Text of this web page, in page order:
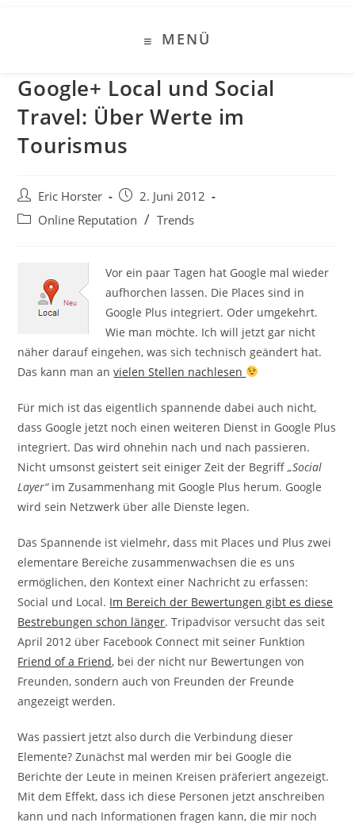
MENÜ
Google+ Local und Social
Travel: Über Werte im
Tourismus
Beitrags-
Autor:
Eric Horster
Beitrag
veröffentlicht:
2. Juni 2012
Beitrags-
Online Reputation / Trends
Vor ein paar Tagen hat Google mal wieder
aufhorchen lassen. Die Places sind in
Google Plus integriert. Oder umgekehrt.
Wie man möchte. Ich will jetzt gar nicht
näher darauf eingehen, was sich technisch geändert hat.
Das kann man anvielenStellen nachlesen
Für mich ist das eigentlich spannende dabei auch nicht,
dass Google jetzt noch einen weiteren Dienst in Google Plus
integriert. Das wird ohnehin nach und nach passieren.
Nicht umsonst geistert seit einiger Zeit der Begriff„Social
Layer“im Zusammenhang mit Google Plus herum. Google
wird sein Netzwerk über alle Dienste legen.
Das Spannende ist vielmehr, dass mit Places und Plus zwei
elementare Bereiche zusammenwachsen die es uns
ermöglichen, den Kontext einer Nachricht zu erfassen:
Social und Local. Im Bereich der Bewertungen gibt es diese
Bestrebungen schon länger. Tripadvisor versucht das seit
April 2012 über Facebook Connect mit seiner Funktion
Friend of a Friend, bei der nicht nur Bewertungen von
Freunden, sondern auch von Freunden der Freunde
angezeigt werden.
Was passiert jetzt also durch die Verbindung dieser
Elemente? Zunächst mal werden mir bei Google die
Berichte der Leute in meinen Kreisen präferiert angezeigt.
Mit dem Effekt, dass ich diese Personen jetzt anschreiben
kann und nach Informationen fragen kann, die mir noch